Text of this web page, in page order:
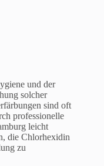
und der
solcher
sind oft
professionelle
leicht
die Chlorhexidin
zu